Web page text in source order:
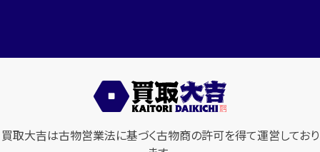
買取大吉は古物営業法に基づく古物商の許可を得て運営しており